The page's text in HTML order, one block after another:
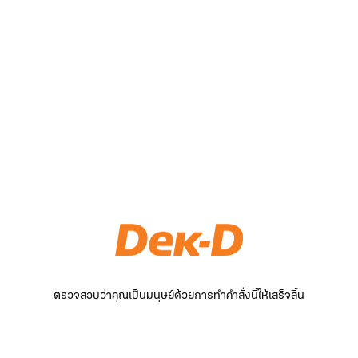
ตรวจสอบว่าคุณเป็นมนุษย์ด้วยการทำคำสั่งนี้ให้เสร็จสิ้น